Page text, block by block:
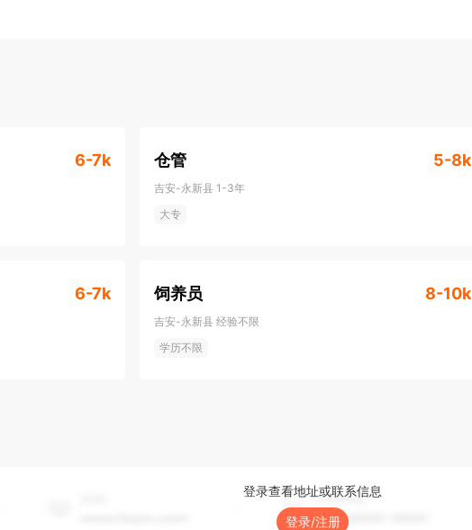
6-7k 仓管 5-8k
吉安-永新县 1-3年
大专
6-7k 饲养员 8-10k
吉安-永新县 经验不限
学历不限
登录查看地址或联系信息
登录/注册